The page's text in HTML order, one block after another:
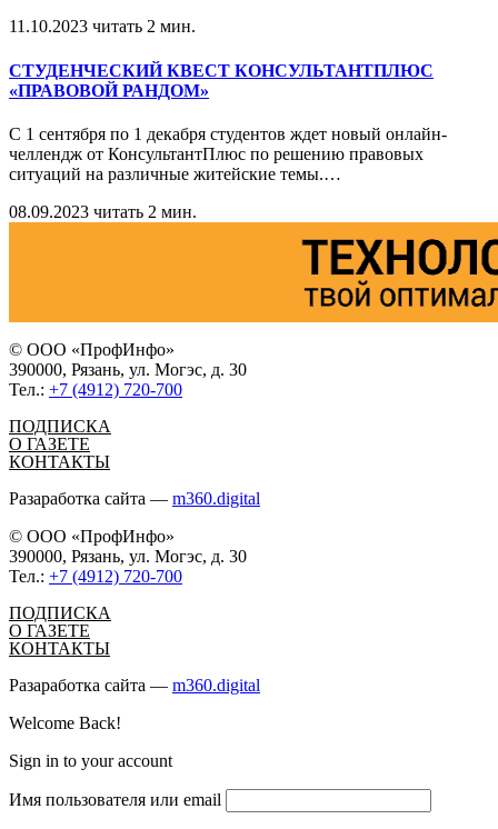
11.10.2023 читать 2 мин.
СТУДЕНЧЕСКИЙ КВЕСТ КОНСУЛЬТАНТПЛЮС
«ПРАВОВОЙ РАНДОМ»
С 1 сентября по 1 декабря студентов ждет новый онлайн-
челлендж от КонсультантПлюс по решению правовых
ситуаций на различные житейские темы.…
08.09.2023 читать 2 мин.
© ООО «ПрофИнфо»
390000, Рязань, ул. Могэс, д. 30
Тел.: +7 (4912) 720-700
ПОДПИСКА
О ГАЗЕТЕ
КОНТАКТЫ
Разаработка сайта — m360.digital
© ООО «ПрофИнфо»
390000, Рязань, ул. Могэс, д. 30
Тел.: +7 (4912) 720-700
ПОДПИСКА
О ГАЗЕТЕ
КОНТАКТЫ
Разаработка сайта — m360.digital
Welcome Back!
Sign in to your account
Имя пользователя или email